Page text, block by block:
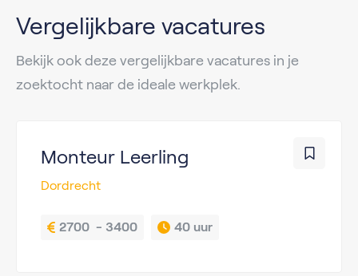
Vergelijkbare vacatures
Bekijk ook deze vergelijkbare vacatures in je
zoektocht naar de ideale werkplek.
Monteur Leerling
Dordrecht
2700  - 3400 40 uur